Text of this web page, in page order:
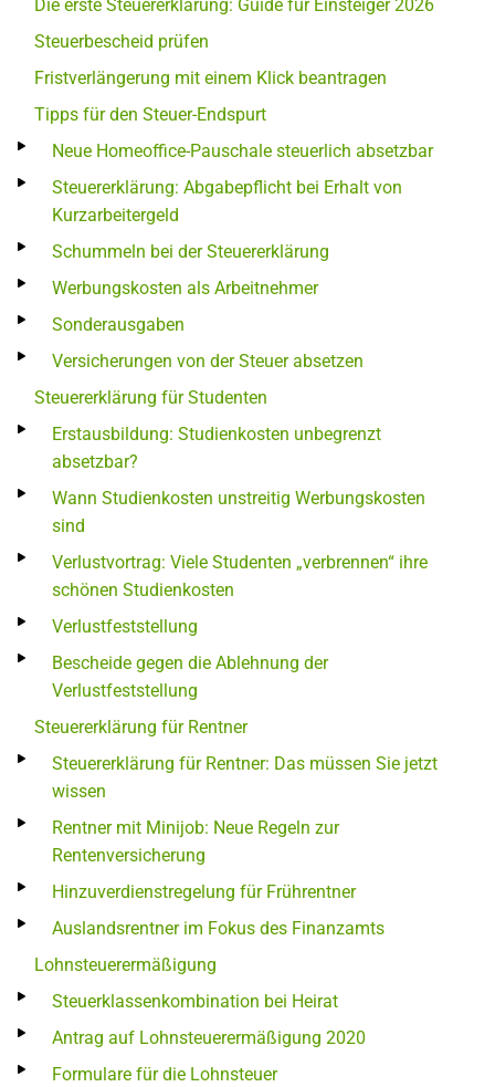
Die erste Steuererklärung: Guide für Einsteiger 2026
Steuerbescheid prüfen
Fristverlängerung mit einem Klick beantragen
Tipps für den Steuer-Endspurt
Neue Homeoffice-Pauschale steuerlich absetzbar
Steuererklärung: Abgabepflicht bei Erhalt von
Kurzarbeitergeld
Schummeln bei der Steuererklärung
Werbungskosten als Arbeitnehmer
Sonderausgaben
Versicherungen von der Steuer absetzen
Steuererklärung für Studenten
Erstausbildung: Studienkosten unbegrenzt
absetzbar?
Wann Studienkosten unstreitig Werbungskosten
sind
Verlustvortrag: Viele Studenten „verbrennen“ ihre
schönen Studienkosten
Verlustfeststellung
Bescheide gegen die Ablehnung der
Verlustfeststellung
Steuererklärung für Rentner
Steuererklärung für Rentner: Das müssen Sie jetzt
wissen
Rentner mit Minijob: Neue Regeln zur
Rentenversicherung
Hinzuverdienstregelung für Frührentner
Auslandsrentner im Fokus des Finanzamts
Lohnsteuerermäßigung
Steuerklassenkombination bei Heirat
Antrag auf Lohnsteuerermäßigung 2020
Formulare für die Lohnsteuer